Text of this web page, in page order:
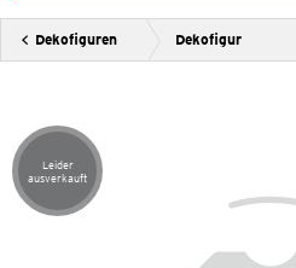
Dekofiguren Dekofigur
Artikel leider ausverkauft
Leider
ausverkauft